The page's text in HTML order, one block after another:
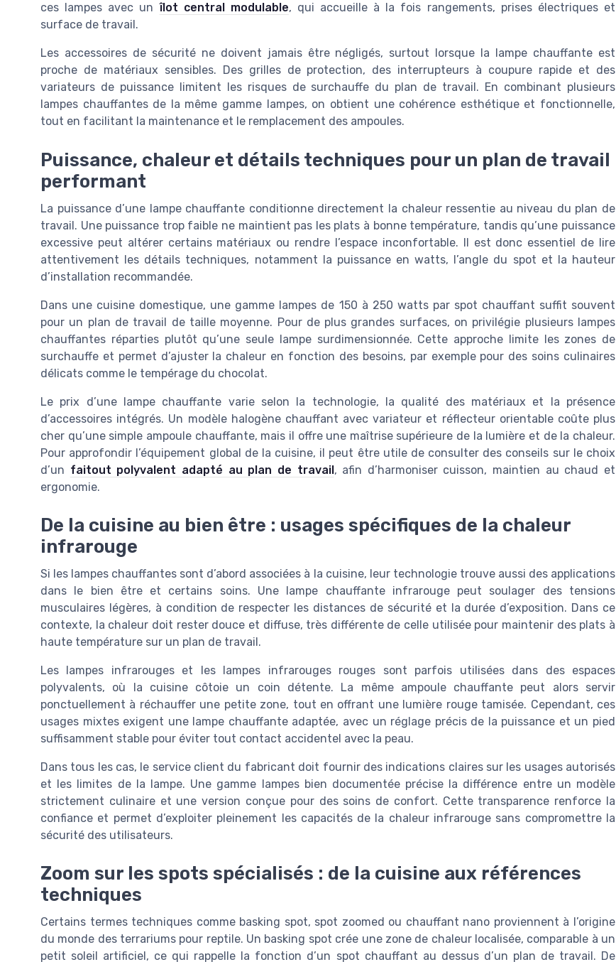
ces lampes avec unîlot central modulable, qui accueille à la fois rangements, prises électriques et
surface de travail.
Les accessoires de sécurité ne doivent jamais être négligés, surtout lorsque la lampe chauffante est
proche de matériaux sensibles. Des grilles de protection, des interrupteurs à coupure rapide et des
variateurs de puissance limitent les risques de surchauffe du plan de travail. En combinant plusieurs
lampes chauffantes de la même gamme lampes, on obtient une cohérence esthétique et fonctionnelle,
tout en facilitant la maintenance et le remplacement des ampoules.
Puissance, chaleur et détails techniques pour un plan de travail
performant
La puissance d’une lampe chauffante conditionne directement la chaleur ressentie au niveau du plan de
travail. Une puissance trop faible ne maintient pas les plats à bonne température, tandis qu’une puissance
excessive peut altérer certains matériaux ou rendre l’espace inconfortable. Il est donc essentiel de lire
attentivement les détails techniques, notamment la puissance en watts, l’angle du spot et la hauteur
d’installation recommandée.
Dans une cuisine domestique, une gamme lampes de 150 à 250 watts par spot chauffant suffit souvent
pour un plan de travail de taille moyenne. Pour de plus grandes surfaces, on privilégie plusieurs lampes
chauffantes réparties plutôt qu’une seule lampe surdimensionnée. Cette approche limite les zones de
surchauffe et permet d’ajuster la chaleur en fonction des besoins, par exemple pour des soins culinaires
délicats comme le tempérage du chocolat.
Le prix d’une lampe chauffante varie selon la technologie, la qualité des matériaux et la présence
d’accessoires intégrés. Un modèle halogène chauffant avec variateur et réflecteur orientable coûte plus
cher qu’une simple ampoule chauffante, mais il offre une maîtrise supérieure de la lumière et de la chaleur.
Pour approfondir l’équipement global de la cuisine, il peut être utile de consulter des conseils sur le choix
d’un faitout polyvalent adapté au plan de travail, afin d’harmoniser cuisson, maintien au chaud et
ergonomie.
De la cuisine au bien être : usages spécifiques de la chaleur
infrarouge
Si les lampes chauffantes sont d’abord associées à la cuisine, leur technologie trouve aussi des applications
dans le bien être et certains soins. Une lampe chauffante infrarouge peut soulager des tensions
musculaires légères, à condition de respecter les distances de sécurité et la durée d’exposition. Dans ce
contexte, la chaleur doit rester douce et diffuse, très différente de celle utilisée pour maintenir des plats à
haute température sur un plan de travail.
Les lampes infrarouges et les lampes infrarouges rouges sont parfois utilisées dans des espaces
polyvalents, où la cuisine côtoie un coin détente. La même ampoule chauffante peut alors servir
ponctuellement à réchauffer une petite zone, tout en offrant une lumière rouge tamisée. Cependant, ces
usages mixtes exigent une lampe chauffante adaptée, avec un réglage précis de la puissance et un pied
suffisamment stable pour éviter tout contact accidentel avec la peau.
Dans tous les cas, le service client du fabricant doit fournir des indications claires sur les usages autorisés
et les limites de la lampe. Une gamme lampes bien documentée précise la différence entre un modèle
strictement culinaire et une version conçue pour des soins de confort. Cette transparence renforce la
confiance et permet d’exploiter pleinement les capacités de la chaleur infrarouge sans compromettre la
sécurité des utilisateurs.
Zoom sur les spots spécialisés : de la cuisine aux références
techniques
Certains termes techniques comme basking spot, spot zoomed ou chauffant nano proviennent à l’origine
du monde des terrariums pour reptile. Un basking spot crée une zone de chaleur localisée, comparable à un
petit soleil artificiel, ce qui rappelle la fonction d’un spot chauffant au dessus d’un plan de travail. De